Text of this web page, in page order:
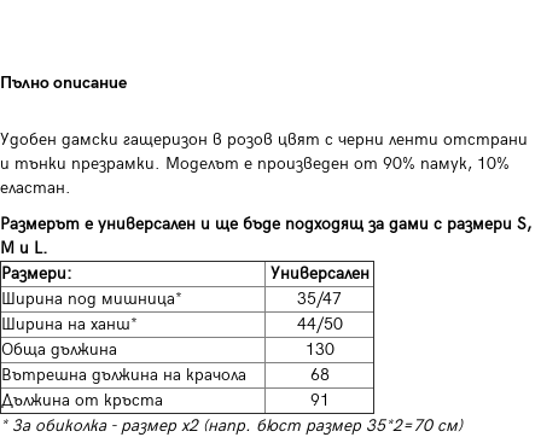
Пълно описание
Удобен дамски гащеризон в розов цвят с черни ленти отстрани
и тънки презрамки. Моделът е произведен от 90% памук, 10%
еластан.
Размерът е универсален и ще бъде подходящ за дами с размери S,
M и L.
Размери:
Универсален
Ширина под мишница*
35/47
Ширина на ханш*
44/50
Обща дължина
130
Вътрешна дължина на крачола
68
Дължина от кръста
91
* За обиколка - размер х2 (напр. бюст размер 35*2=70 см)